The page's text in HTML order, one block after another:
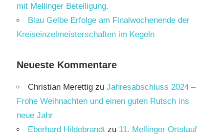
mit Mellinger Beteiligung.
Blau Gelbe Erfolge am Finalwochenende der
Kreiseinzelmeisterschaften im Kegeln
Neueste Kommentare
Christian Merettig zu Jahresabschluss 2024 –
Frohe Weihnachten und einen guten Rutsch ins
neue Jahr
Eberhard Hildebrandt zu 11. Mellinger Ortslauf